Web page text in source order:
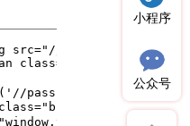
小程序
公众号